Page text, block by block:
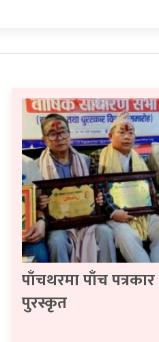
पाँचथरमा पाँच पत्रकार
पुरस्कृत